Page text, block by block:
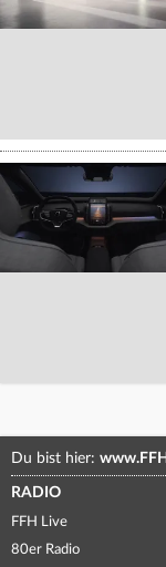
Du bist hier:
RADIO
FFH Live
80er Radio